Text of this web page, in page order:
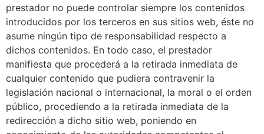
prestador no puede controlar siempre los contenidos
introducidos por los terceros en sus sitios web, éste no
asume ningún tipo de responsabilidad respecto a
dichos contenidos. En todo caso, el prestador
manifiesta que procederá a la retirada inmediata de
cualquier contenido que pudiera contravenir la
legislación nacional o internacional, la moral o el orden
público, procediendo a la retirada inmediata de la
redirección a dicho sitio web, poniendo en